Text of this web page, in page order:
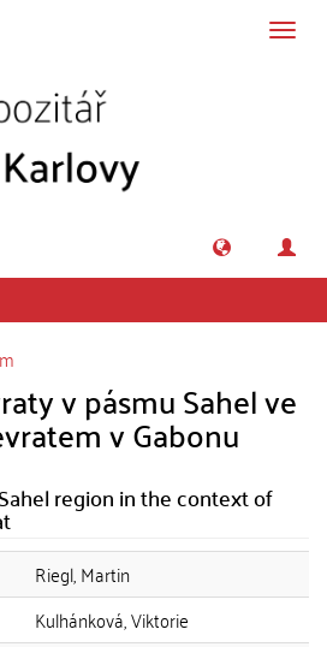
v pásmu Sahel ve
v Gabonu
region in the context of
Riegl, Martin
Kulhánková, Viktorie